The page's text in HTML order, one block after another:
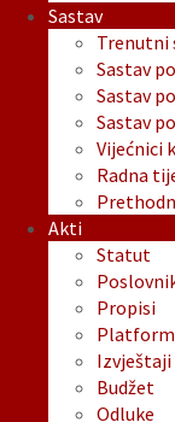
Sastav
Trenutni
Sastav
Sastav
Sastav
Vijećnici
Radna
Akti
Statut
Propisi
Izvještaji
Budžet
Odluke